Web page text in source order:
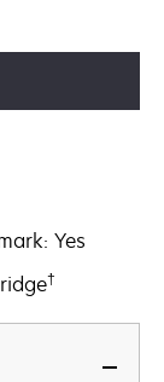
Yes
†